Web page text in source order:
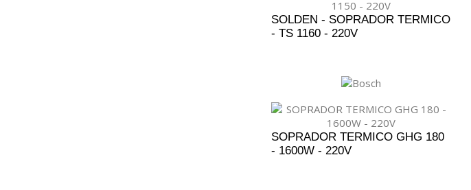
SOLDEN - SOPRADOR TERMICO
- TS 1160 - 220V
SOPRADOR TERMICO GHG 180
- 1600W - 220V